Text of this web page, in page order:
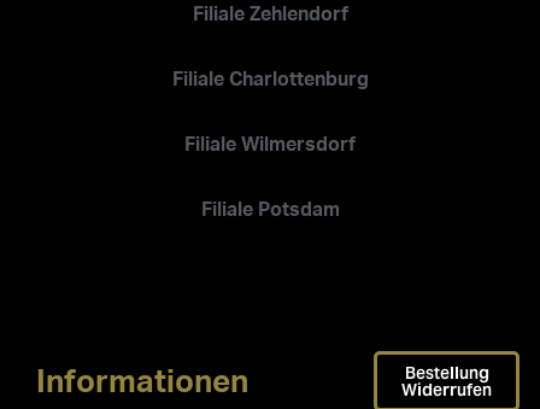
Filiale Zehlendorf
Filiale Charlottenburg
Filiale Wilmersdorf
Filiale Potsdam
Informationen Bestellung
Widerrufen